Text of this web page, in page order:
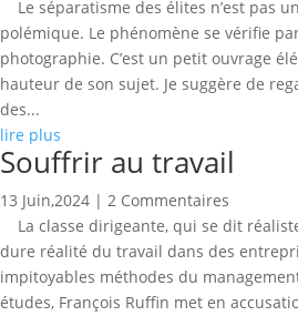
Le séparatisme des élites n’est pas
polémique. Le phénomène se vérifie
photographie. C’est un petit ouvrage
hauteur de son sujet. Je suggère de
des...
lire plus
Souffrir au travail
13 Juin,2024 | 2 Commentaires
La classe dirigeante, qui se dit
dure réalité du travail dans des
impitoyables méthodes du
études, François Ruffin met en